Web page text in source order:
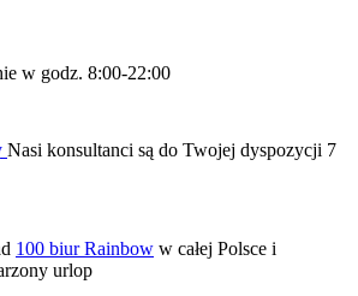
w godz. 8:00-22:00
Nasi konsultanci są do Twojej dyspozycji 7
100 biur Rainbow w całej Polsce i
urlop